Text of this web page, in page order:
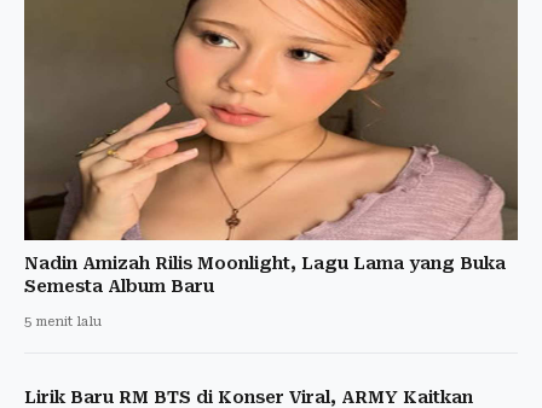
Nadin Amizah Rilis Moonlight, Lagu Lama yang Buka
Semesta Album Baru
5 menit lalu
Lirik Baru RM BTS di Konser Viral, ARMY Kaitkan